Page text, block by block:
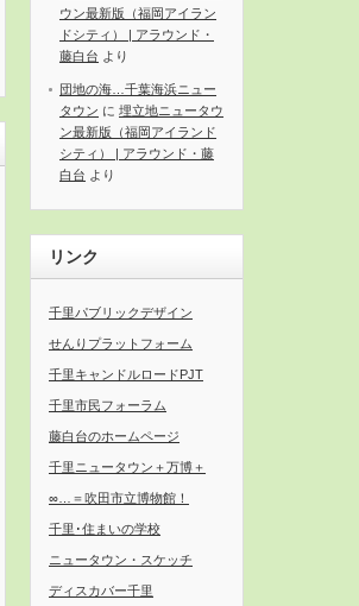
ウン最新版（福岡アイラン
ドシティ） | アラウンド・
藤白台 より
団地の海…千葉海浜ニュー
タウン に 埋立地ニュータウ
ン最新版（福岡アイランド
シティ） | アラウンド・藤
白台 より
リンク
千里パブリックデザイン
せんりプラットフォーム
千里キャンドルロードPJT
千里市民フォーラム
藤白台のホームページ
千里ニュータウン＋万博＋
∞…＝吹田市立博物館！
千里･住まいの学校
ニュータウン・スケッチ
ディスカバー千里